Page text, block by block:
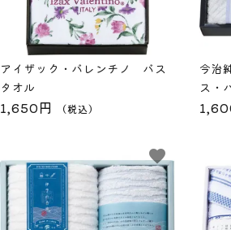
アイザック・バレンチノ バス
タオル
1,650円 （税込）
今治
ス・
favorite